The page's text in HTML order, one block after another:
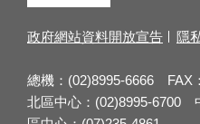
政府網站資料開放宣告 隱
總機：(02)8995-6666 FAX
北區中心：(02)8995-6700